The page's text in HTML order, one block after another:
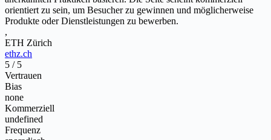
orientiert zu sein, um Besucher zu gewinnen und möglicherweise
Produkte oder Dienstleistungen zu bewerben.
,
ETH Zürich
ethz.ch
5 / 5
Vertrauen
Bias
none
Kommerziell
undefined
Frequenz